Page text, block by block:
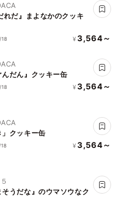
れだ』まよなかのクッキ
18 ¥ 3,564～
んだん』クッキー缶
18 ¥ 3,564～
」クッキー缶
¥ 3,564～
そうだな』のウマソウなク